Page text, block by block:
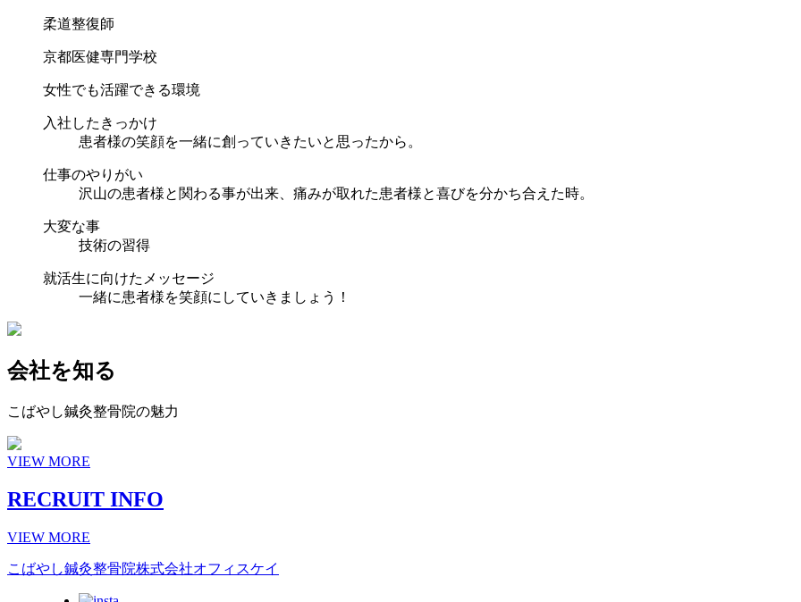
柔道整復師
京都医健専門学校
女性でも活躍できる環境
入社したきっかけ
患者様の笑顔を一緒に創っていきたいと思ったから。
仕事のやりがい
沢山の患者様と関わる事が出来、痛みが取れた患者様と喜びを分かち合えた時。
大変な事
技術の習得
就活生に向けたメッセージ
一緒に患者様を笑顔にしていきましょう！
会社を知る
こばやし鍼灸整骨院の魅力
VIEW MORE
RECRUIT INFO
VIEW MORE
こばやし鍼灸整骨院株式会社オフィスケイ